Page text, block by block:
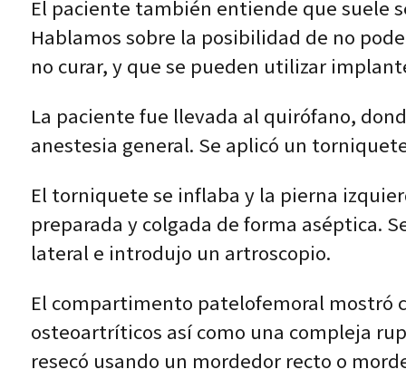
El paciente también entiende que suele
Hablamos sobre la posibilidad de no
no curar, y que se pueden utilizar
La paciente fue llevada al quirófano,
anestesia general. Se aplicó un
El torniquete se inflaba y la pierna
preparada y colgada de forma aséptica.
lateral e introdujo un artroscopio.
El compartimento patelofemoral mostró
osteoartríticos así como una compleja
resecó usando un mordedor recto o